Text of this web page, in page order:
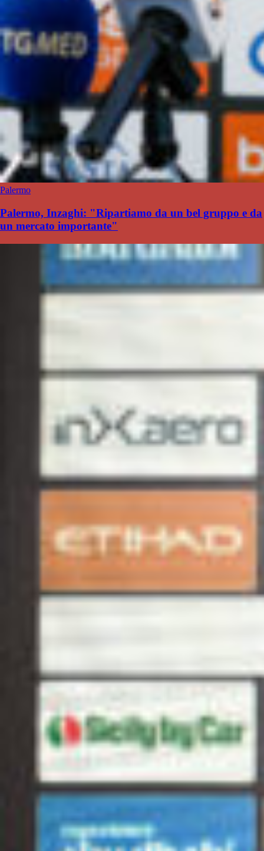
Palermo
Palermo, Inzaghi: "Ripartiamo da un bel gruppo e da
un mercato importante"